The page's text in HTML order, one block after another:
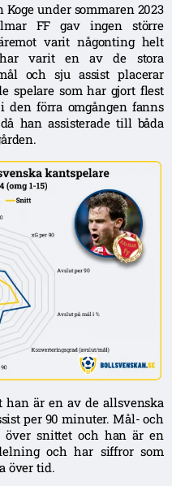
under sommaren 2023
FF gav ingen större
varit någonting helt
varit en av de stora
och sju assist placerar
spelare som har gjort flest
den förra omgången fanns
han assisterade till båda
han är en av de allsvenska
per 90 minuter. Mål- och
snittet och han är en
och har siffror som
över tid.